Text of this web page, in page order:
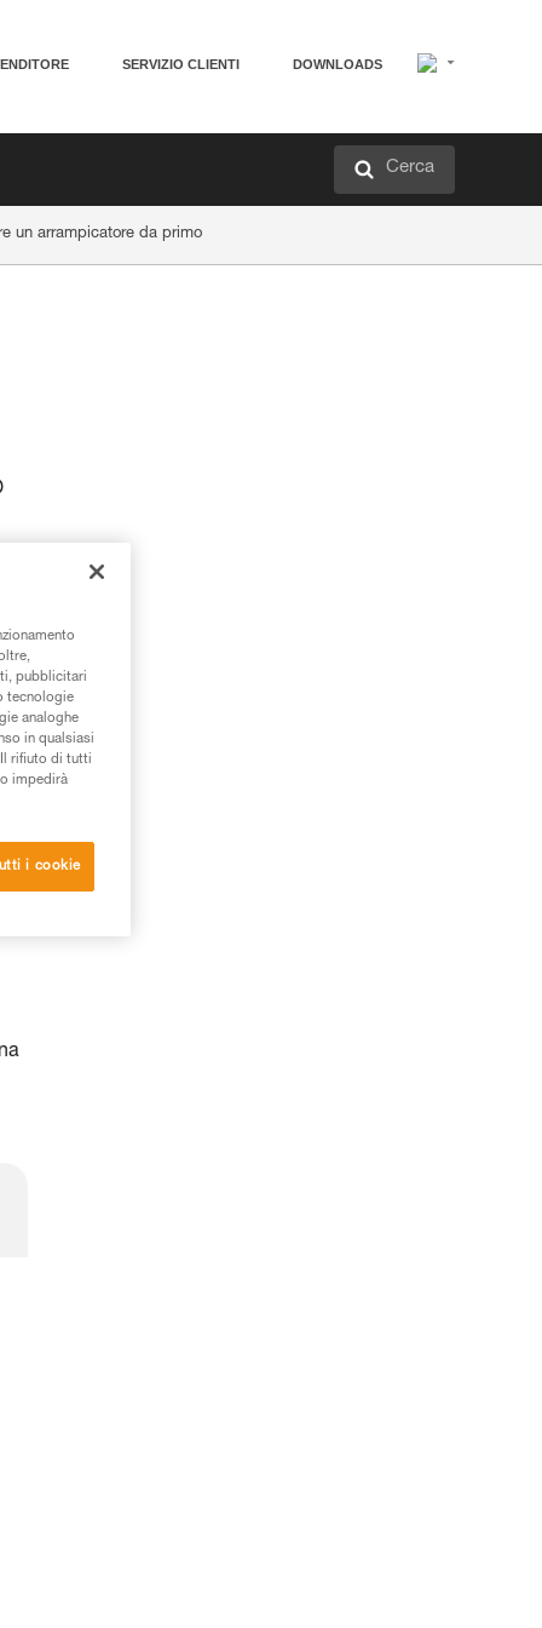
SERVIZIO CLIENTI DOWNLOADS
Cerca
un arrampicatore da primo
pubblicitari
tecnologie
analoghe
in qualsiasi
rifiuto di tutti
impedirà
i cookie